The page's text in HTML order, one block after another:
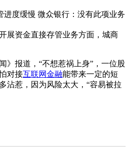
资金直接存管业务方面，城商
报道，“不想惹祸上身”，一位股
对接互联网金融能带来一定的短
沾惹，因为风险太大，“容易被拉